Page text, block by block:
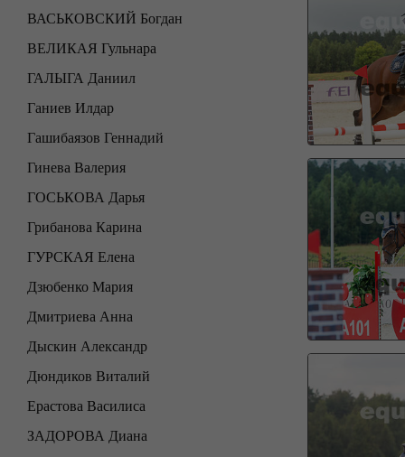
ВАСЬКОВСКИЙ Богдан
ВЕЛИКАЯ Гульнара
ГАЛЫГА Даниил
Ганиев Илдар
Гашибаязов Геннадий
Гинева Валерия
ГОСЬКОВА Дарья
Грибанова Карина
ГУРСКАЯ Елена
Дзюбенко Мария
Дмитриева Анна
Дыскин Александр
Дюндиков Виталий
Ерастова Василиса
ЗАДОРОВА Диана